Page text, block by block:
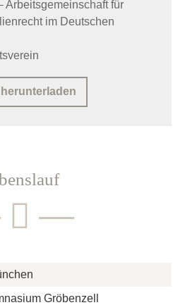
Arbeitsgemeinschaft für
im Deutschen
Gröbenzell